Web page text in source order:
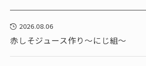
2026.08.06
赤しそジュース作り～にじ組～